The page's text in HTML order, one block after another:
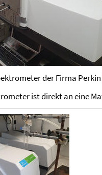
der Firma
ist direkt an eine